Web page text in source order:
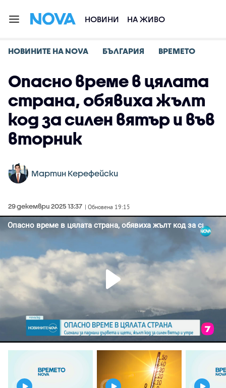
НОВИНИ НА ЖИВО
НОВИНИТЕ НА NOVA БЪЛГАРИЯ ВРЕМЕТО
Опасно време в цялата
страна, обявиха жълт
код за силен вятър и във
вторник
Мартин Керефейски
29 декември 2025 13:37 | Обновена 19:15